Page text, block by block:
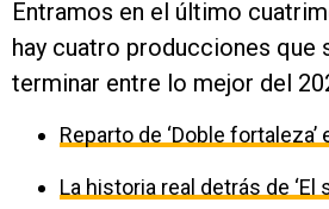
Entramos en el último
hay cuatro producciones que
terminar entre lo mejor del
Reparto de ‘Doble
La historia real detrás de ‘El